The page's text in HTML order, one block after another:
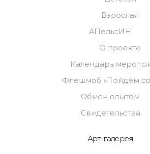
Взрослая
АПельсИН
О проекте
Календарь
Флешмоб «Пойдём со
Обмен опытом
Свидетельства
Арт-галерея